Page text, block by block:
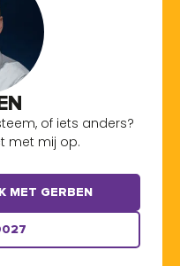
of iets anders?
met mij op.
MET GERBEN